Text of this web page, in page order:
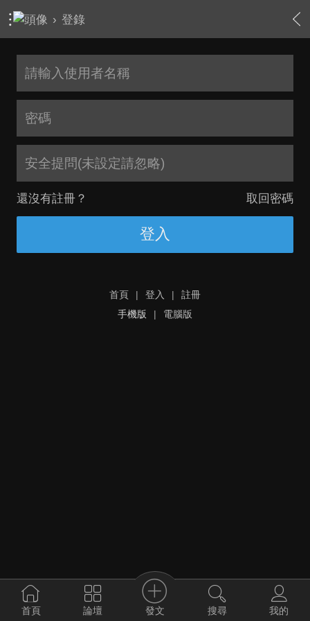
› 登錄
安全提問(未設定請忽略)
還沒有註冊？ 取回密碼
登入
首頁 | 登入 |
註冊
手機版
| 電腦版
首頁 論壇 發文 搜尋 我的